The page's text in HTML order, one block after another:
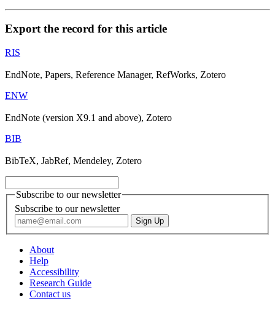
Export the record for this article
RIS
EndNote, Papers, Reference Manager, RefWorks, Zotero
ENW
EndNote (version X9.1 and above), Zotero
BIB
BibTeX, JabRef, Mendeley, Zotero
Subscribe to our newsletter
Subscribe to our newsletter
About
Help
Accessibility
Research Guide
Contact us